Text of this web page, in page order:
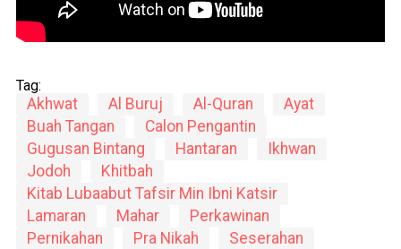
Tag:
Akhwat Al Buruj Al-Quran
Ayat
Buah Tangan
Calon Pengantin
Gugusan Bintang
Hantaran
Ikhwan
Jodoh
Khitbah
Kitab Lubaabut Tafsir Min Ibni Katsir
Lamaran
Mahar
Perkawinan
Pernikahan
Pra Nikah
Seserahan